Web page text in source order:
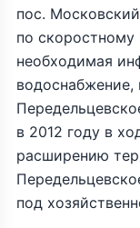
пос.
по
необходимая
водоснабжение,
в 2012 году в
расширению
под